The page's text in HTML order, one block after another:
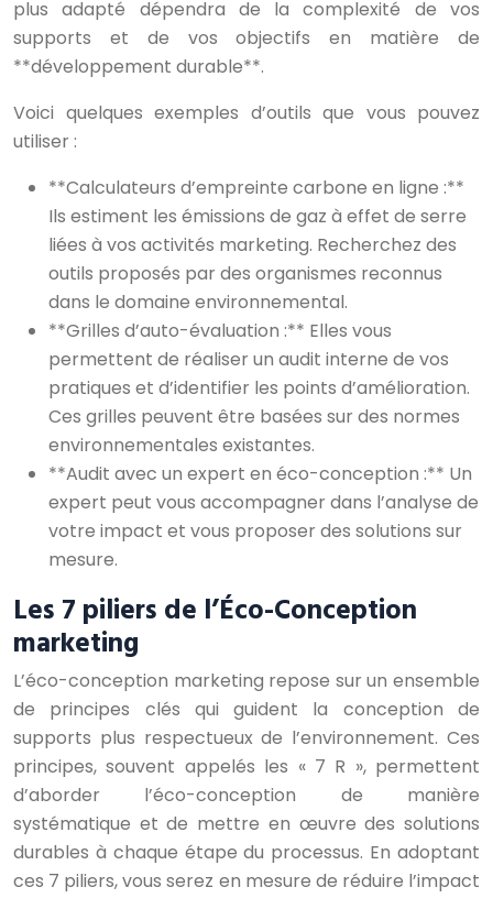
plus adapté dépendra de la complexité de vos
supports et de vos objectifs en matière de
**développement durable**.
Voici quelques exemples d’outils que vous pouvez
utiliser :
**Calculateurs d’empreinte carbone en ligne :**
Ils estiment les émissions de gaz à effet de serre
liées à vos activités marketing. Recherchez des
outils proposés par des organismes reconnus
dans le domaine environnemental.
**Grilles d’auto-évaluation :** Elles vous
permettent de réaliser un audit interne de vos
pratiques et d’identifier les points d’amélioration.
Ces grilles peuvent être basées sur des normes
environnementales existantes.
**Audit avec un expert en éco-conception :** Un
expert peut vous accompagner dans l’analyse de
votre impact et vous proposer des solutions sur
mesure.
Les 7 piliers de l’Éco-Conception
marketing
L’éco-conception marketing repose sur un ensemble
de principes clés qui guident la conception de
supports plus respectueux de l’environnement. Ces
principes, souvent appelés les « 7 R », permettent
d’aborder l’éco-conception de manière
systématique et de mettre en œuvre des solutions
durables à chaque étape du processus. En adoptant
ces 7 piliers, vous serez en mesure de réduire l’impact